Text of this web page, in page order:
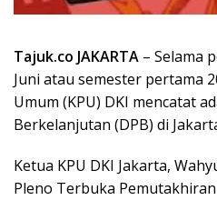
Tajuk.co JAKARTA – Selama
Juni atau semester pertama
Umum (KPU) DKI mencatat
Berkelanjutan (DPB) di
Ketua KPU DKI Jakarta,
Pleno Terbuka